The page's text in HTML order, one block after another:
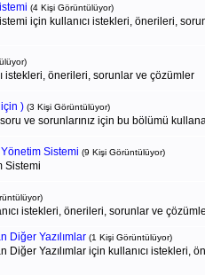
(4 Kişi Görüntülüyor)
için kullanıcı istekleri, önerileri,
istekleri, önerileri, sorunlar ve çözümler
için ) (3 Kişi Görüntülüyor)
ve sorunlarınız için bu bölümü
Sistemi (9 Kişi Görüntülüyor)
Sistemi
istekleri, önerileri, sorunlar ve
Diğer Yazılımlar (1 Kişi Görüntülüyor)
Diğer Yazılımlar için kullanıcı istekleri,